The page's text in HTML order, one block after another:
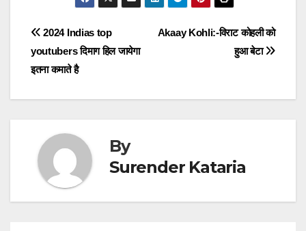
Post
navigation
Akaay Kohli:-विराट कोहली को
हुआ बेटा
2024 Indias top
youtubers दिमाग हिल जायेगा
इतना कमाते है
By
Surender Kataria